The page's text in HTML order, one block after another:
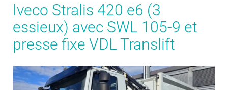
Iveco Stralis 420 e6 (3
essieux) avec SWL 105-9 et
presse fixe VDL Translift